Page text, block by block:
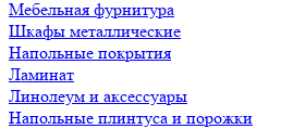
Мебельная фурнитура
Шкафы металлические
Напольные покрытия
Ламинат
Линолеум и аксессуары
Напольные плинтуса и порожки